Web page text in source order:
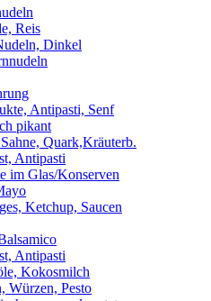
Reis
Dinkel
Antipasti, Senf
pikant
Quark,Kräuterb.
Antipasti
im Glas/Konserven
Ketchup, Saucen
Antipasti
Kokosmilch
Würzen, Pesto